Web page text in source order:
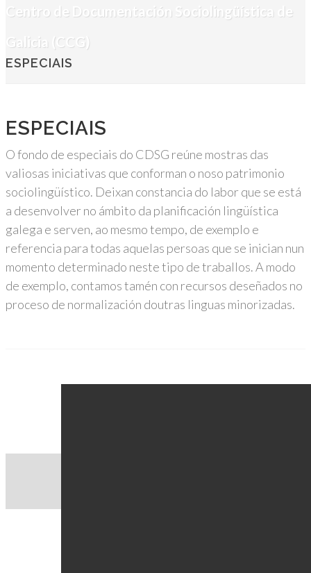
Centro de Documentación Sociolingüística de
Galicia (CCG)
ESPECIAIS
ESPECIAIS
O fondo de especiais do CDSG reúne mostras das
valiosas iniciativas que conforman o noso patrimonio
sociolingüístico. Deixan constancia do labor que se está
a desenvolver no ámbito da planificación lingüística
galega e serven, ao mesmo tempo, de exemplo e
referencia para todas aquelas persoas que se inician nun
momento determinado neste tipo de traballos. A modo
de exemplo, contamos tamén con recursos deseñados no
proceso de normalización doutras linguas minorizadas.